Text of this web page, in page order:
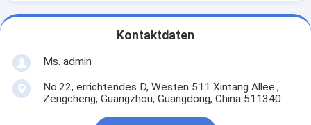
Kontaktdaten
Ms. admin
No.22, errichtendes D, Westen 511 Xintang Allee.,
Zengcheng, Guangzhou, Guangdong, China 511340